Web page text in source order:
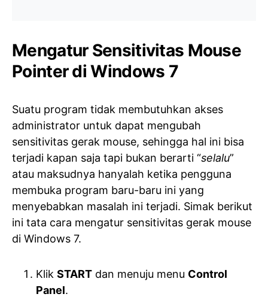
Mengatur Sensitivitas Mouse
Pointer di Windows 7
Suatu program tidak membutuhkan akses
administrator untuk dapat mengubah
sensitivitas gerak mouse, sehingga hal ini bisa
terjadi kapan saja tapi bukan berarti “selalu”
atau maksudnya hanyalah ketika pengguna
membuka program baru-baru ini yang
menyebabkan masalah ini terjadi. Simak berikut
ini tata cara mengatur sensitivitas gerak mouse
di Windows 7.
Klik START dan menuju menu Control
Panel.